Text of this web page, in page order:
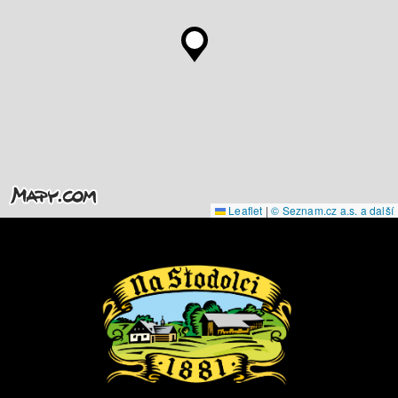
Leaflet | © Seznam.cz a.s. a další